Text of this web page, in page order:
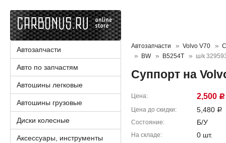
Автозапчасти Volvo V70
BW
B5254T ш/к
Суппорт на
Цена 2,500 Р
Цена до скидки 5,480 Р
Состояние Б/У
На складе 0 шт.
Автозапчасти
Авто по запчастям
Автошины легковые
Автошины грузовые
Диски колесные
Аксессуары, инструменты